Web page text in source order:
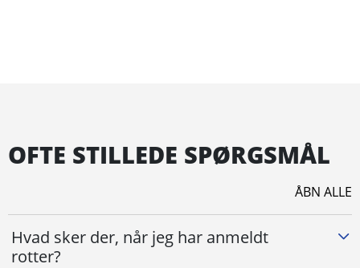
OFTE STILLEDE SPØRGSMÅL
ÅBN ALLE
Hvad sker der, når jeg har anmeldt
rotter?